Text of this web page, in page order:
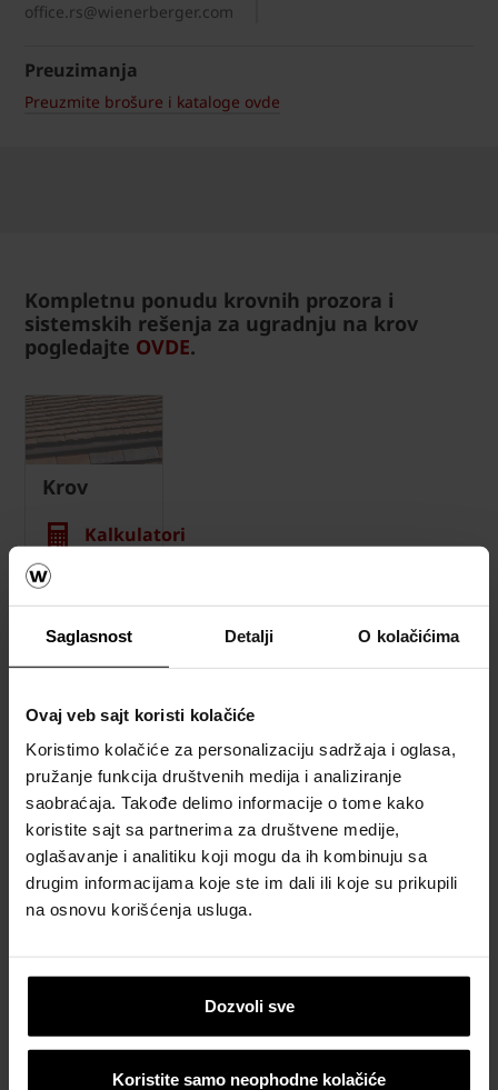
Saglasnost Detalji O kolačićima
Ovaj veb sajt koristi kolačiće
Koristimo kolačiće za personalizaciju sadržaja i oglasa,
pružanje funkcija društvenih medija i analiziranje
saobraćaja. Takođe delimo informacije o tome kako
koristite sajt sa partnerima za društvene medije,
oglašavanje i analitiku koji mogu da ih kombinuju sa
drugim informacijama koje ste im dali ili koje su prikupili
na osnovu korišćenja usluga.
Dozvoli sve
Koristite samo neophodne kolačiće
office.rs@wienerberger.com
Preuzimanja
Preuzmite brošure i kataloge ovde
Kompletnu ponudu krovnih prozora i
sistemskih rešenja za ugradnju na krov
pogledajte OVDE.
Krov
Kalkulatori
materijala
za krov
besplatan
proračun
materijala
Naručite
besplatan
uzorak
crepa
brošure i
dokumentacija